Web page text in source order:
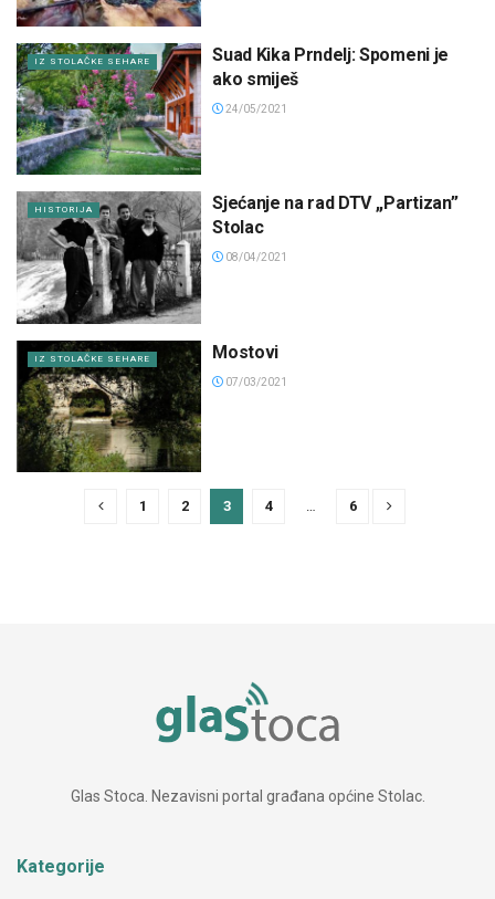
IZ STOLAČKE SEHARE
Suad Kika Prndelj: Spomeni je
ako smiješ
24/05/2021
HISTORIJA
Sjećanje na rad DTV ,,Partizan”
Stolac
08/04/2021
IZ STOLAČKE SEHARE Mostovi
07/03/2021
1 2 3 4 … 6
Glas Stoca. Nezavisni portal građana općine Stolac.
Kategorije